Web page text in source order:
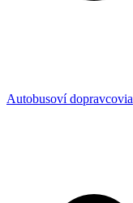
Autobusoví dopravcovia